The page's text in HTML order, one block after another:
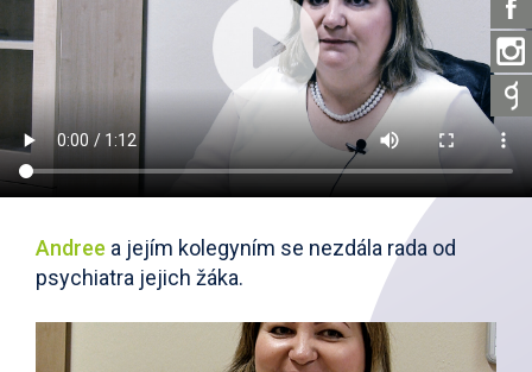
Andree a jejím kolegyním se nezdála rada od
psychiatra jejich žáka.